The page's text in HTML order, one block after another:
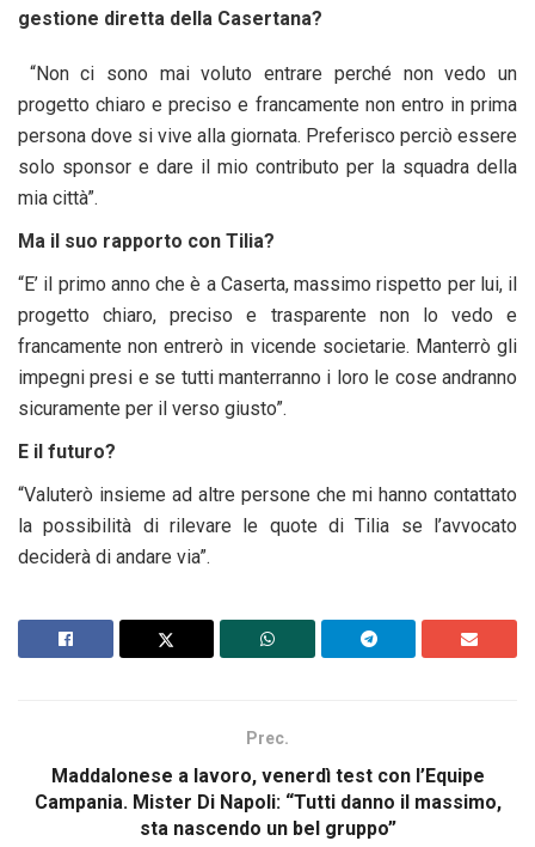
gestione diretta della Casertana?
“Non ci sono mai voluto entrare perché non vedo un
progetto chiaro e preciso e francamente non entro in prima
persona dove si vive alla giornata. Preferisco perciò essere
solo sponsor e dare il mio contributo per la squadra della
mia città”.
Ma il suo rapporto con Tilia?
“E’ il primo anno che è a Caserta, massimo rispetto per lui, il
progetto chiaro, preciso e trasparente non lo vedo e
francamente non entrerò in vicende societarie. Manterrò gli
impegni presi e se tutti manterranno i loro le cose andranno
sicuramente per il verso giusto”.
E il futuro?
“Valuterò insieme ad altre persone che mi hanno contattato
la possibilità di rilevare le quote di Tilia se l’avvocato
deciderà di andare via”.
Prec.
Maddalonese a lavoro, venerdì test con l’Equipe
Campania. Mister Di Napoli: “Tutti danno il massimo,
sta nascendo un bel gruppo”